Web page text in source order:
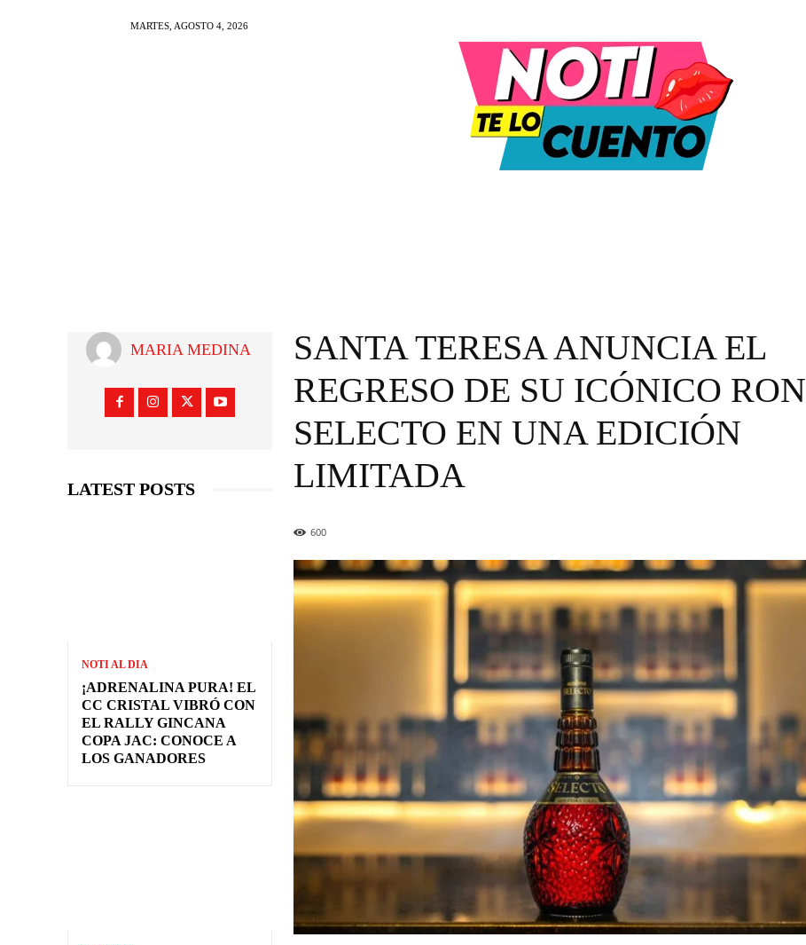
MARTES, AGOSTO 4, 2026
MARIA MEDINA
LATEST POSTS
NOTI AL DIA
¡ADRENALINA PURA! EL
CC CRISTAL VIBRÓ CON
EL RALLY GINCANA
COPA JAC: CONOCE A
LOS GANADORES
SANTA TERESA ANUNCIA EL
REGRESO DE SU ICÓNICO RON
SELECTO EN UNA EDICIÓN
LIMITADA
600